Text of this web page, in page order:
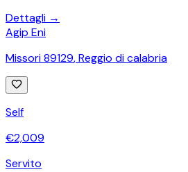
Dettagli →
Agip Eni
Missori 89129,Reggio di calabria
Self
€2,009
Servito